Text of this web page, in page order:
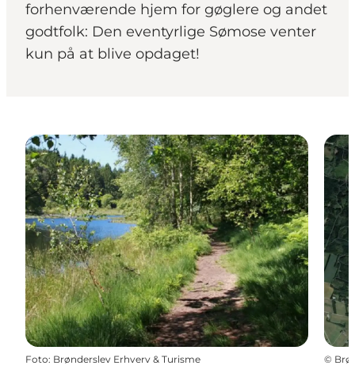
forhenværende hjem for gøglere og andet
godtfolk: Den eventyrlige Sømose venter
kun på at blive opdaget!
Foto: Brønderslev Erhverv & Turisme ©